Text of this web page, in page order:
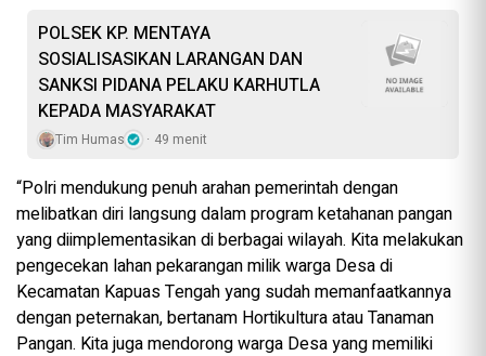
POLSEK KP. MENTAYA
SOSIALISASIKAN LARANGAN DAN
SANKSI PIDANA PELAKU KARHUTLA
KEPADA MASYARAKAT
Tim Humas 49 menit
“Polri mendukung penuh arahan pemerintah dengan
melibatkan diri langsung dalam program ketahanan pangan
yang diimplementasikan di berbagai wilayah. Kita melakukan
pengecekan lahan pekarangan milik warga Desa di
Kecamatan Kapuas Tengah yang sudah memanfaatkannya
dengan peternakan, bertanam Hortikultura atau Tanaman
Pangan. Kita juga mendorong warga Desa yang memiliki